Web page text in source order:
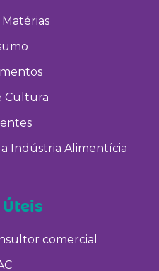
Matérias
Cultura
Indústria Alimentícia
comercial